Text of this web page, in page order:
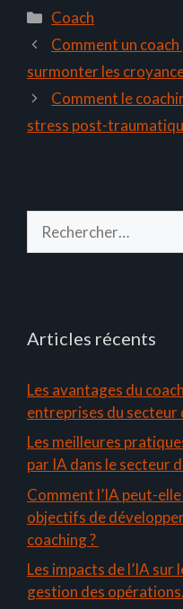
Catégories
Coach
Comment un
surmonter les
Comment le
stress post-
Articles récents
Les avantages du
entreprises du secteur
Les meilleures
par IA dans le secteur
Comment l’IA peut-
objectifs de
coaching ?
Les impacts de l’IA sur
gestion des opérations.